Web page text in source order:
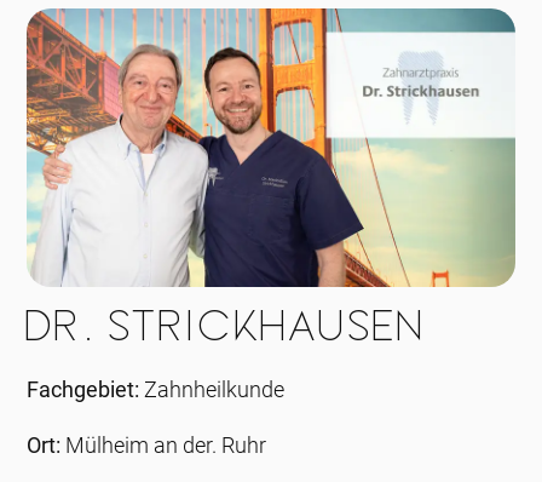
Dr. Strickhausen
Fachgebiet: Zahnheilkunde
Ort: Mülheim an der. Ruhr